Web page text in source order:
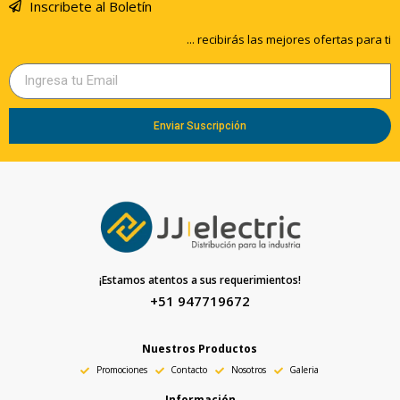
Inscribete al Boletín
... recibirás las mejores ofertas para ti
Enviar Suscripción
¡Estamos atentos a sus requerimientos!
+51 947719672
Nuestros Productos
Promociones Contacto Nosotros Galeria